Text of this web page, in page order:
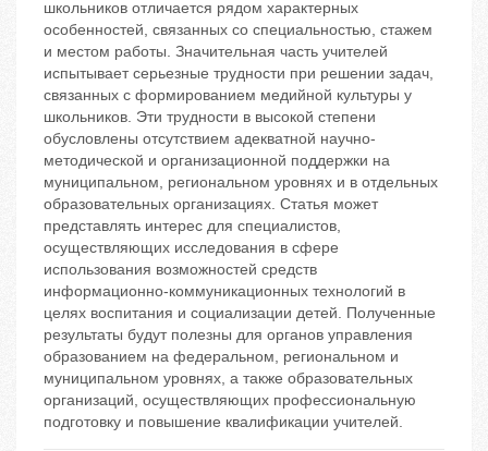
школьников отличается рядом характерных
особенностей, связанных со специальностью, стажем
и местом работы. Значительная часть учителей
испытывает серьезные трудности при решении задач,
связанных с формированием медийной культуры у
школьников. Эти трудности в высокой степени
обусловлены отсутствием адекватной научно-
методической и организационной поддержки на
муниципальном, региональном уровнях и в отдельных
образовательных организациях. Статья может
представлять интерес для специалистов,
осуществляющих исследования в сфере
использования возможностей средств
информационно-коммуникационных технологий в
целях воспитания и социализации детей. Полученные
результаты будут полезны для органов управления
образованием на федеральном, региональном и
муниципальном уровнях, а также образовательных
организаций, осуществляющих профессиональную
подготовку и повышение квалификации учителей.